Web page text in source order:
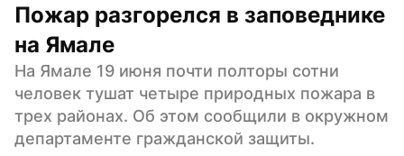
Пожар разгорелся в заповеднике
на Ямале
На Ямале 19 июня почти полторы сотни
человек тушат четыре природных пожара в
трех районах. Об этом сообщили в окружном
департаменте гражданской защиты.